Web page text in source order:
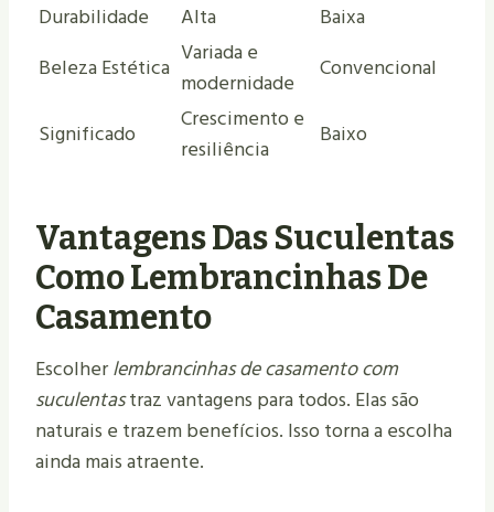
Durabilidade
Alta
Baixa
Beleza Estética Variada e
modernidade
Convencional
Significado
Crescimento e
resiliência
Baixo
Vantagens Das Suculentas
Como Lembrancinhas De
Casamento
Escolherlembrancinhas de casamento com
suculentastraz vantagens para todos. Elas são
naturais e trazem benefícios. Isso torna a escolha
ainda mais atraente.